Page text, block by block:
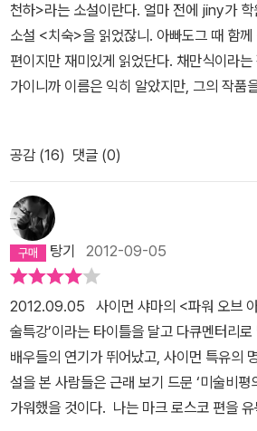
천하>라는 소설이란다. 얼마 전에 jiny가
소설 <치숙>을 읽었잖니. 아빠도그 때 함
편이지만 재미있게 읽었단다. 채만식이라
가이니까 이름은 익히 알았지만, 그의 작품
기억도 나질 않는구나. <치숙>을 재미있게
책장 속에서 발효되고 있던 채만식의 장편
읽어 보았단다. 사회 비판적이면서도 재미
평가할 수 있겠구나. <태평천하>는 채만식
1월부터 9월까지연재한 장편소설이라고 하
이야기부터 해보자. 1.계동의 이름난 부자 윤
두머리 가는 어른이라는 뜻의 직원이라는
은 그를 윤직원 영감이라고불렀어. 72살이
먹어서 인지 아직 젊은 혈기가 왕성하였다.
자린고비가 따로 없었단다. 인력거 품삯도
도로 자린고비다. 윤직원의 아버지 윤용규
자가 되었어. 그런데 화적떼가 침입해서 우
공감 (16) 댓글 (0)
탕기 2012-09-05
2012.09.05 사이먼 샤마의 <파워 오브 아
술특강’이라는 타이틀을 달고 다큐멘터리
배우들의 연기가 뛰어났고, 사이먼 특유의
설을 본 사람들은 근래 보기 드문 ‘미술비평
가워했을 것이다. 나는 마크 로스코 편을